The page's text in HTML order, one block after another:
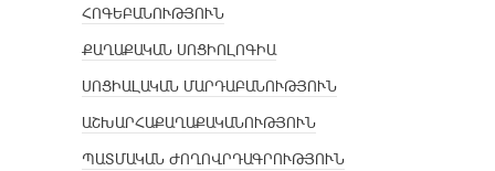
ՀՈԳԵԲԱՆՈՒԹՅՈՒՆ
ՔԱՂԱՔԱԿԱՆ ՍՈՑԻՈԼՈԳԻԱ
ՍՈՑԻԱԼԱԿԱՆ ՄԱՐԴԱԲԱՆՈՒԹՅՈՒՆ
ԱՇԽԱՐՀԱՔԱՂԱՔԱԿԱՆՈՒԹՅՈՒՆ
ՊԱՏՄԱԿԱՆ ԺՈՂՈՎՐԴԱԳՐՈՒԹՅՈՒՆ